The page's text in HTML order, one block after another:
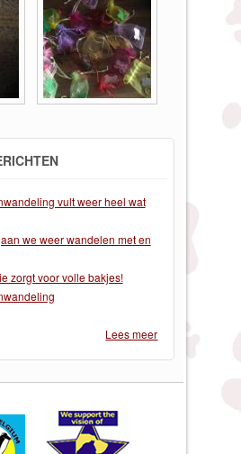
vult weer heel wat
we weer wandelen met en
zorgt voor volle bakjes!
Lees meer